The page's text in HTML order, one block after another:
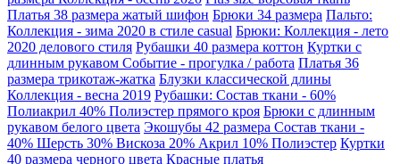
Платья 38 размера жатый шифон Брюки 34 размера Пальто:
Коллекция - зима 2020 в стиле casual Брюки: Коллекция - лето
2020 делового стиля Рубашки 40 размера коттон Куртки с
длинным рукавом Событие - прогулка / работа Платья 36
размера трикотаж-жатка Блузки классической длины
Коллекция - весна 2019 Рубашки: Состав ткани - 60%
Полиакрил 40% Полиэстер прямого кроя Брюки с длинным
рукавом белого цвета Экошубы 42 размера Состав ткани -
40% Шерсть 30% Вискоза 20% Акрил 10% Полиэстер Куртки
40 размера черного цвета Красные платья